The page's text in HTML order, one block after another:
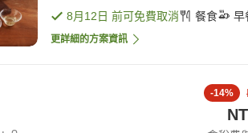
8月12日 前可免費取消 餐食 早
更詳細的方案資訊
-14%